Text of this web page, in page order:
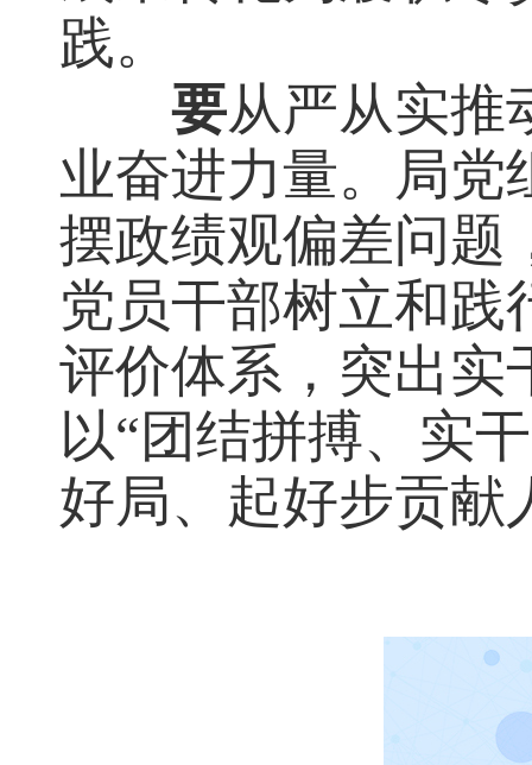
践。
要从严从实推
业奋进力量。局党
摆政绩观偏差问题
党员干部树立和践
评价体系，突出实
以“团结拼搏、实
好局、起好步贡献